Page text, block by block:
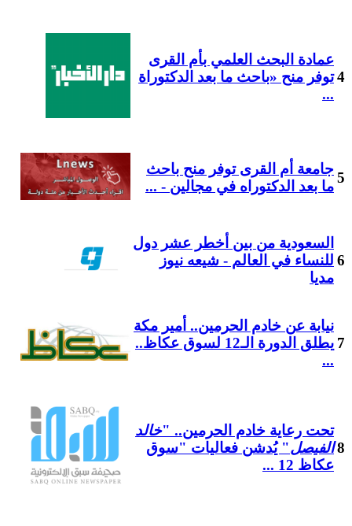
4
عمادة البحث العلمي بأم القرى
توفر منح «باحث ما بعد الدكتوراة
...
5
جامعة أم القرى توفر منح باحث
ما بعد الدكتوراه في مجالين - ...
6
السعودية من بين أخطر عشر دول
للنساء في العالم - شیعه نیوز
مدیا
7
نيابة عن خادم الحرمين.. أمير مكة
يطلق الدورة الـ12 لسوق عكاظ..
...
8
تحت رعاية خادم الحرمين.. "خالد
الفيصل" يُدشن فعاليات "سوق
عكاظ 12 ...